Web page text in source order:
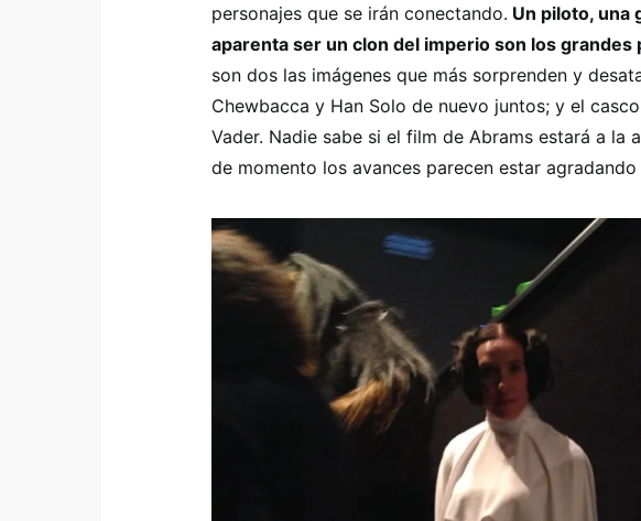
personajes que se irán conectando. Un piloto, una
aparenta ser un clon del imperio son los
son dos las imágenes que más sorprenden y
Chewbacca y Han Solo de nuevo juntos; y el
Vader. Nadie sabe si el film de Abrams estará a la
de momento los avances parecen estar